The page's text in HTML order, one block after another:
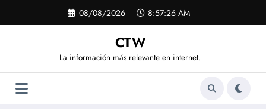
contenido
08/08/2026 8:57:27 AM
CTW
La información más relevante en internet.